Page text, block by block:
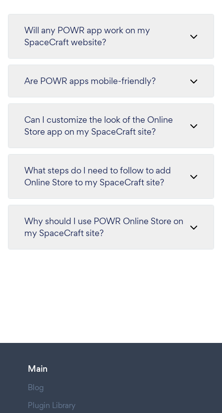
Will any POWR app work on my
SpaceCraft website?
Are POWR apps mobile-friendly?
Can I customize the look of the Online
Store app on my SpaceCraft site?
What steps do I need to follow to add
Online Store to my SpaceCraft site?
Why should I use POWR Online Store on
my SpaceCraft site?
Main
Blog
Plugin Library